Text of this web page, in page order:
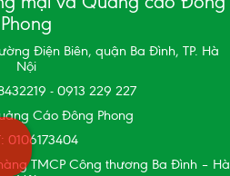
Phong
Điện Biên, quận Ba Đình, TP. Hà
Nội
- 0913 229 227
Cáo Đông Phong
0106173404
TMCP Công thương Ba Đình – Hà